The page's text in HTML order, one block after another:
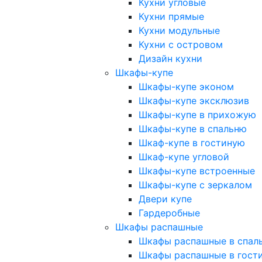
Кухни угловые
Кухни прямые
Кухни модульные
Кухни с островом
Дизайн кухни
Шкафы-купе
Шкафы-купе эконом
Шкафы-купе эксклюзив
Шкафы-купе в прихожую
Шкафы-купе в спальню
Шкаф-купе в гостиную
Шкаф-купе угловой
Шкафы-купе встроенные
Шкафы-купе с зеркалом
Двери купе
Гардеробные
Шкафы распашные
Шкафы распашные в
Шкафы распашные в